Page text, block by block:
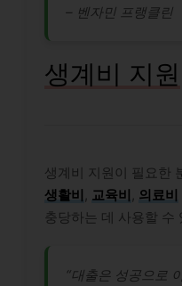
– 벤자민 프랭클린
생계비 지원
생계비 지원이 필요한
생활비 , 교육비 , 의료비
충당하는 데 사용할 수
“대출은 성공으로